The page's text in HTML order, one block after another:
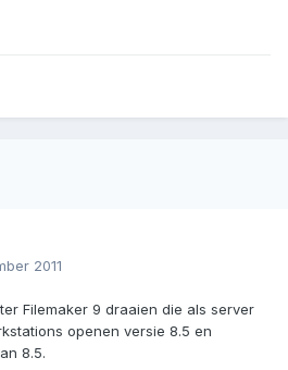
2011
Filemaker 9 draaien die als server
openen versie 8.5 en
8.5.